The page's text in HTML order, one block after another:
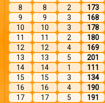
8
8 2 173
9
9 3 168
10
10 3 178
11
11 2 180
12
12 4 169
13
13 5 201
14
14 1 111
15
15 3 134
16
16 4 190
17
17 5 191